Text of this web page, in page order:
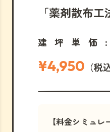
「薬剤散布工
建坪単価
¥4,950 （税
【料金シミュ